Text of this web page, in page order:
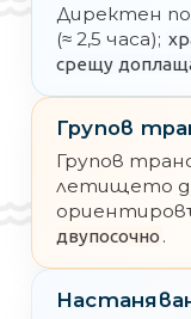
Директен
(≈ 2,5 часа);
срещу
Групов
Групов
летището
двупосочно .